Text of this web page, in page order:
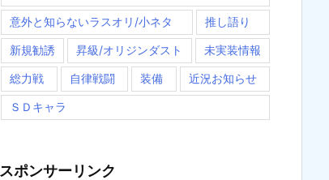
意外と知らないラスオリ/小ネタ 推し語り
新規勧誘 昇級/オリジンダスト 未実装情報
総力戦 自律戦闘 装備 近況お知らせ
ＳＤキャラ
スポンサーリンク